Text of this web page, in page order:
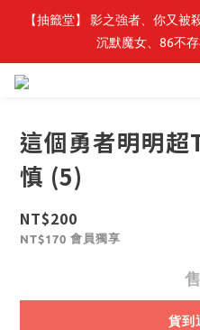
最新開賣🔥「全知
【抽籤堂】 影之強者、你又被
沉默魔女、86不
這個勇者明明超
慎 (5)
NT$200
NT$170 會員獨享
貨到